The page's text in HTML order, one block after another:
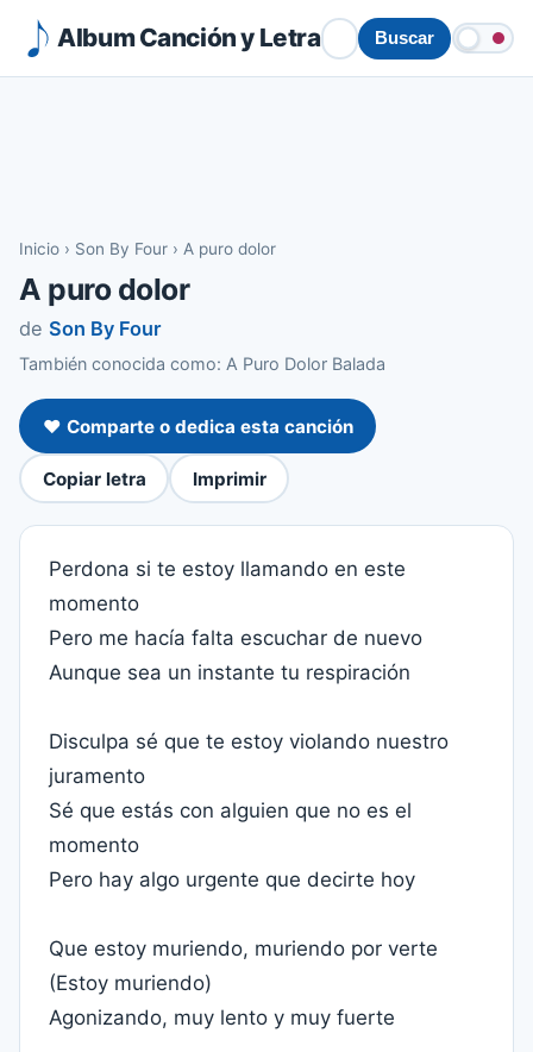
Album Canción y Letra Buscar
Inicio › Son By Four › A puro dolor
A puro dolor
de Son By Four
También conocida como: A Puro Dolor Balada
❤️ Comparte o dedica esta canción
Copiar letra Imprimir
Perdona si te estoy llamando en este
momento
Pero me hacía falta escuchar de nuevo
Aunque sea un instante tu respiración
Disculpa sé que te estoy violando nuestro
juramento
Sé que estás con alguien que no es el
momento
Pero hay algo urgente que decirte hoy
Que estoy muriendo, muriendo por verte
(Estoy muriendo)
Agonizando, muy lento y muy fuerte